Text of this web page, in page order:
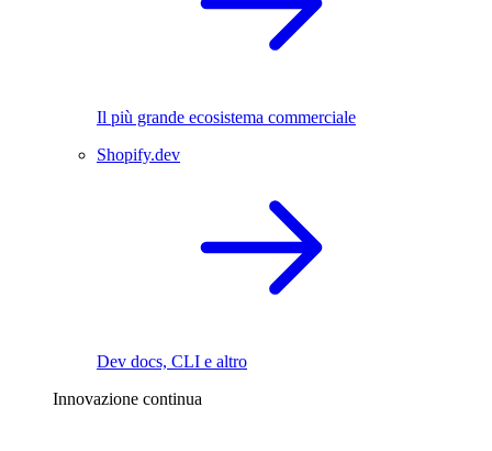
Il più grande ecosistema commerciale
Shopify.dev
Dev docs, CLI e altro
Innovazione continua